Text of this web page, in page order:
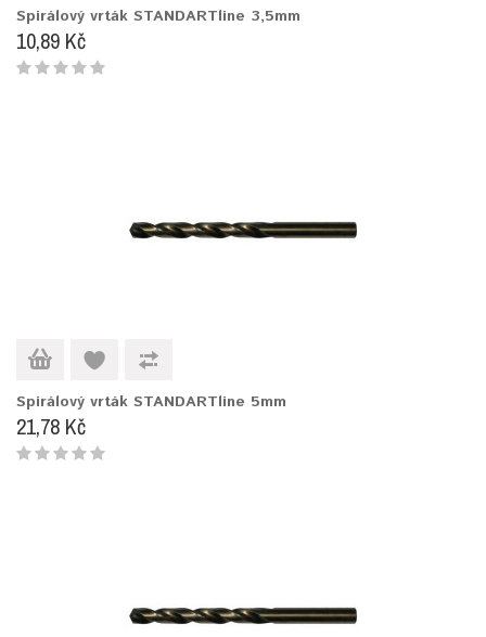
Spirálový vrták STANDARTline 3,5mm
10,89 Kč
Spirálový vrták STANDARTline 5mm
21,78 Kč